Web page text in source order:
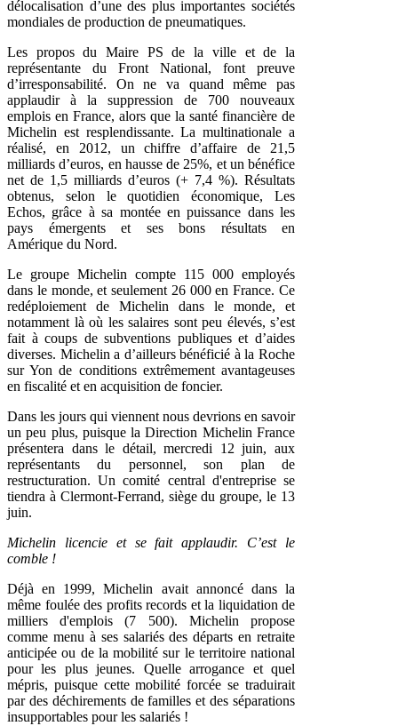
délocalisation d’une des plus importantes sociétés
mondiales de production de pneumatiques.
Les propos du Maire PS de la ville et de la
représentante du Front National, font preuve
d’irresponsabilité. On ne va quand même pas
applaudir à la suppression de 700 nouveaux
emplois en France, alors que la santé financière de
Michelin est resplendissante. La multinationale a
réalisé, en 2012, un chiffre d’affaire de 21,5
milliards d’euros, en hausse de 25%, et un bénéfice
net de 1,5 milliards d’euros (+ 7,4 %). Résultats
obtenus, selon le quotidien économique, Les
Echos, grâce à sa montée en puissance dans les
pays émergents et ses bons résultats en
Amérique du Nord.
Le groupe Michelin compte 115 000 employés
dans le monde, et seulement 26 000 en France. Ce
redéploiement de Michelin dans le monde, et
notamment là où les salaires sont peu élevés, s’est
fait à coups de subventions publiques et d’aides
diverses. Michelin a d’ailleurs bénéficié à la Roche
sur Yon de conditions extrêmement avantageuses
en fiscalité et en acquisition de foncier.
Dans les jours qui viennent nous devrions en savoir
un peu plus, puisque la Direction Michelin France
présentera dans le détail, mercredi 12 juin, aux
représentants du personnel, son plan de
restructuration. Un comité central d'entreprise se
tiendra à Clermont-Ferrand, siège du groupe, le 13
juin.
Michelin licencie et se fait applaudir. C’est le
comble !
Déjà en 1999, Michelin avait annoncé dans la
même foulée des profits records et la liquidation de
milliers d'emplois (7 500). Michelin propose
comme menu à ses salariés des départs en retraite
anticipée ou de la mobilité sur le territoire national
pour les plus jeunes. Quelle arrogance et quel
mépris, puisque cette mobilité forcée se traduirait
par des déchirements de familles et des séparations
insupportables pour les salariés !